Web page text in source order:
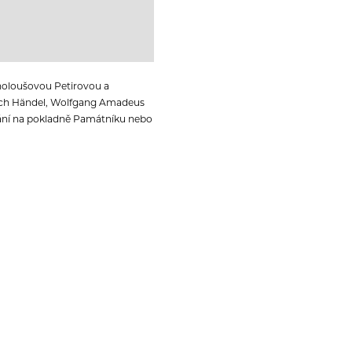
Petirovou a
Händel, Wolfgang Amadeus
na pokladně Památníku nebo